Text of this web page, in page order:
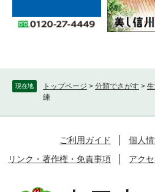
現在地 トップページ > 分類でさがす >
練
ご利用ガイド
個人
リンク・著作権・免責事項
アク